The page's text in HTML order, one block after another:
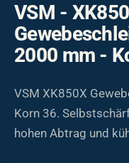
VSM -
2000 mm -
VSM XK850X
Korn 36.
hohen Abtrag und